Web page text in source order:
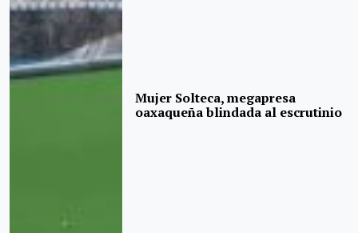
Mujer Solteca, megapresa
oaxaqueña blindada al escrutinio